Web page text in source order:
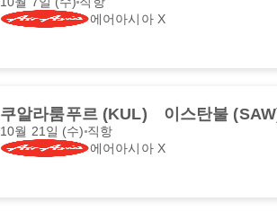
에어아시아 X
쿠알라룸푸르 (KUL) 이스탄불
10월 21일 (수) 직항
에어아시아 X